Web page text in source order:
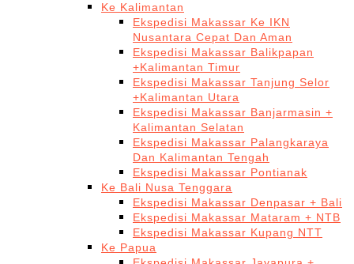
Ke Kalimantan
Ekspedisi Makassar Ke IKN
Nusantara Cepat Dan Aman
Ekspedisi Makassar Balikpapan
+Kalimantan Timur
Ekspedisi Makassar Tanjung Selor
+Kalimantan Utara
Ekspedisi Makassar Banjarmasin +
Kalimantan Selatan
Ekspedisi Makassar Palangkaraya
Dan Kalimantan Tengah
Ekspedisi Makassar Pontianak
Ke Bali Nusa Tenggara
Ekspedisi Makassar Denpasar + Bali
Ekspedisi Makassar Mataram + NTB
Ekspedisi Makassar Kupang NTT
Ke Papua